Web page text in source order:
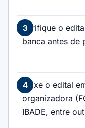
Verifique o
banca antes de
Baixe o edital
organizadora
IBADE, entre